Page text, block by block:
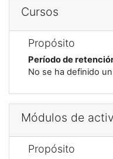
Cursos
Propósito
Período de
No se ha definido
Módulos de
Propósito